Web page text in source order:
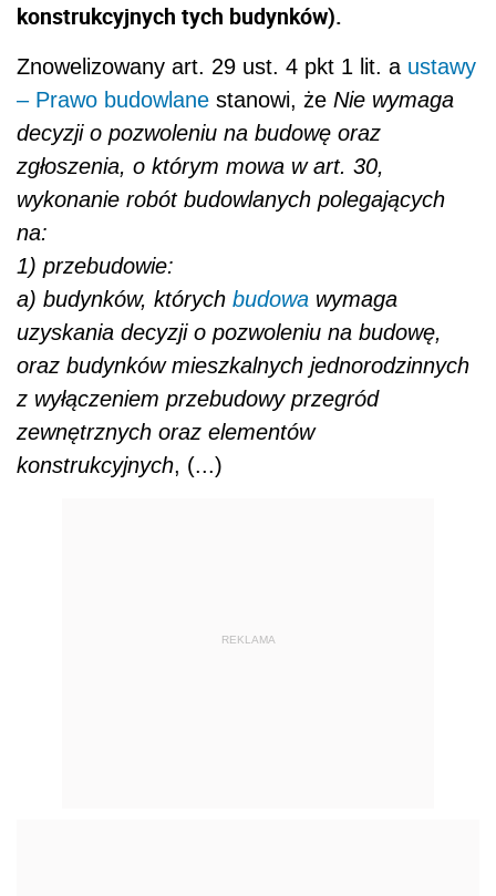
konstrukcyjnych tych budynków).
Znowelizowany art. 29 ust. 4 pkt 1 lit. a ustawy
– Prawo budowlane stanowi, że Nie wymaga
decyzji o pozwoleniu na budowę oraz
zgłoszenia, o którym mowa w art. 30,
wykonanie robót budowlanych polegających
na:
1) przebudowie:
a) budynków, których budowa wymaga
uzyskania decyzji o pozwoleniu na budowę,
oraz budynków mieszkalnych jednorodzinnych
z wyłączeniem przebudowy przegród
zewnętrznych oraz elementów
konstrukcyjnych, (...)
REKLAMA